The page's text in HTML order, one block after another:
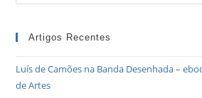
Artigos Recentes
Luís de Camões na Banda Desenhada –
de Artes